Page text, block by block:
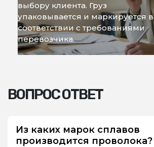
выбору клиента. Груз
упаковывается и маркируется в
соответствии с требованиями
перевозчика.
ВОПРОС ОТВЕТ
Из каких марок сплавов
производится проволока?